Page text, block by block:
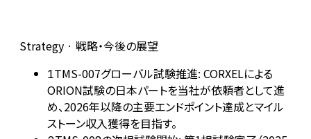
Strategy · 戦略・今後の展望
1TMS-007グローバル試験推進: CORXELによる
ORION試験の日本パートを当社が依頼者として進
め、2026年以降の主要エンドポイント達成とマイル
ストーン収入獲得を目指す。